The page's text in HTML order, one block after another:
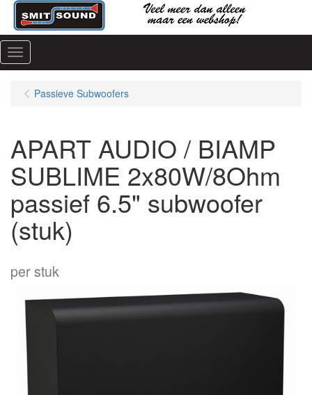
Menu
Passieve Subwoofers
APART AUDIO / BIAMP
SUBLIME 2x80W/8Ohm
passief 6.5" subwoofer
(stuk)
per stuk